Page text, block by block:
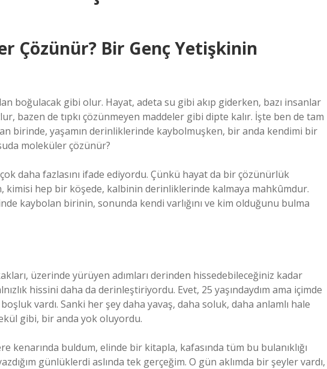
Çözünür? Bir Genç Yetişkinin
boğulacak gibi olur. Hayat, adeta su gibi akıp giderken, bazı insanlar
bazen de tıpkı çözünmeyen maddeler gibi dipte kalır. İşte ben de tam
birinde, yaşamın derinliklerinde kaybolmuşken, bir anda kendimi bir
moleküler çözünür?
daha fazlasını ifade ediyordu. Çünkü hayat da bir çözünürlük
kimisi hep bir köşede, kalbinin derinliklerinde kalmaya mahkûmdur.
kaybolan birinin, sonunda kendi varlığını ve kim olduğunu bulma
üzerinde yürüyen adımları derinden hissedebileceğiniz kadar
hissini daha da derinleştiriyordu. Evet, 25 yaşındaydım ama içimde
vardı. Sanki her şey daha yavaş, daha soluk, daha anlamlı hale
gibi, bir anda yok oluyordu.
kenarında buldum, elinde bir kitapla, kafasında tüm bu bulanıklığı
günlüklerdi aslında tek gerçeğim. O gün aklımda bir şeyler vardı,